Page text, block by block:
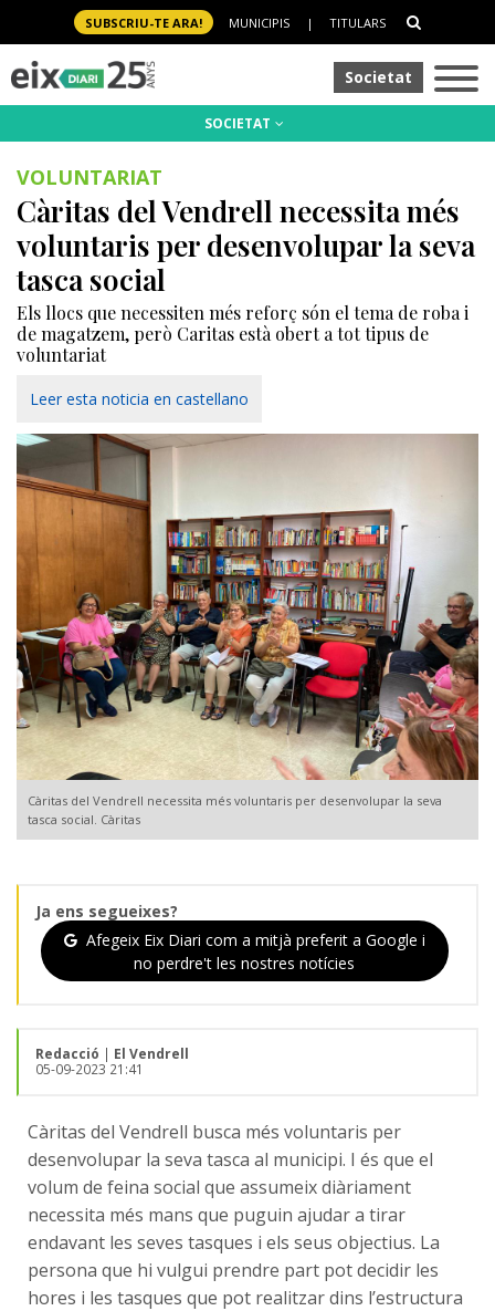
SUBSCRIU-TE ARA! MUNICIPIS | TITULARS
Societat
SOCIETAT
VOLUNTARIAT
Càritas del Vendrell necessita més
voluntaris per desenvolupar la seva
tasca social
Els llocs que necessiten més reforç són el tema de roba i
de magatzem, però Caritas està obert a tot tipus de
voluntariat
Leer esta noticia en castellano
Càritas del Vendrell necessita més voluntaris per desenvolupar la seva
tasca social. Càritas
Ja ens segueixes?
Afegeix Eix Diari com a mitjà preferit a Google i
no perdre't les nostres notícies
Redacció | El Vendrell
05-09-2023 21:41
Càritas del Vendrell busca més voluntaris per
desenvolupar la seva tasca al municipi. I és que el
volum de feina social que assumeix diàriament
necessita més mans que puguin ajudar a tirar
endavant les seves tasques i els seus objectius. La
persona que hi vulgui prendre part pot decidir les
hores i les tasques que pot realitzar dins l’estructura